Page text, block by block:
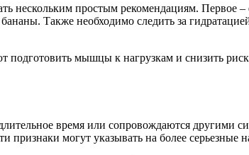
нескольким простым рекомендациям.
Также необходимо следить за
подготовить мышцы к нагрузкам и снизить
время или сопровождаются другими
могут указывать на более серьезные